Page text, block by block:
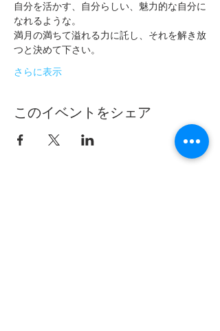
自分を活かす、自分らしい、魅力的な自分に
なれるような。
満月の満ちて溢れる力に託し、それを解き放
つと決めて下さい。
さらに表示
このイベントをシェア